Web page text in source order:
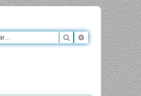
Buscar Búsqueda